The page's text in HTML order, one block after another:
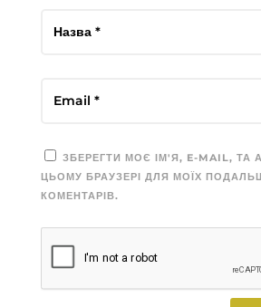
ЗБЕРЕГТИ МОЄ ІМ'Я, E-MAIL, ТА
ЦЬОМУ БРАУЗЕРІ ДЛЯ МОЇХ
КОМЕНТАРІВ.